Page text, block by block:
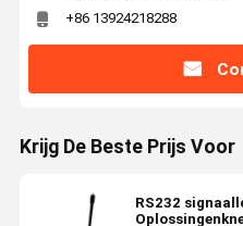
+86 13924218288
Krijg De Beste Prijs Voor
RS232